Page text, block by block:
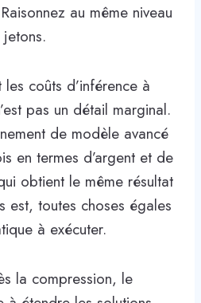
au même niveau
coûts d’inférence à
pas un détail marginal.
de modèle avancé
en termes d’argent et de
obtient le même résultat
est, toutes choses égales
à exécuter.
la compression, le